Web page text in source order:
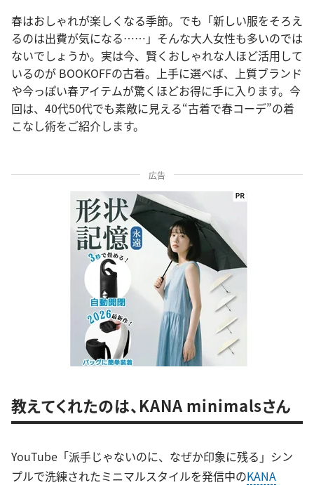
春はおしゃれが楽しくなる季節。でも「新しい服をそろえ
るのは出費が気になる……」そんな大人女性も多いのでは
ないでしょうか。実は今、賢くおしゃれな人ほど活用して
いるのが BOOKOFFの古着。上手に選べば、上質ブランド
や今っぽい春アイテムが驚くほどお得に手に入ります。今
回は、40代50代でも素敵に見える“古着で春コーデ”の着
こなし術をご紹介します。
広告
教えてくれたのは、KANA minimalsさん
YouTube「派手じゃないのに、なぜか印象に残る」シン
プルで洗練されたミニマルスタイルを発信中のKANA